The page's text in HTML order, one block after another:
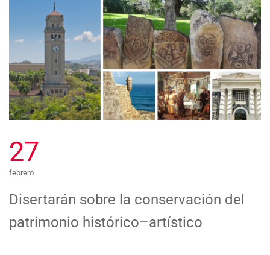
27
febrero
Disertarán sobre la conservación del
patrimonio histórico–artístico